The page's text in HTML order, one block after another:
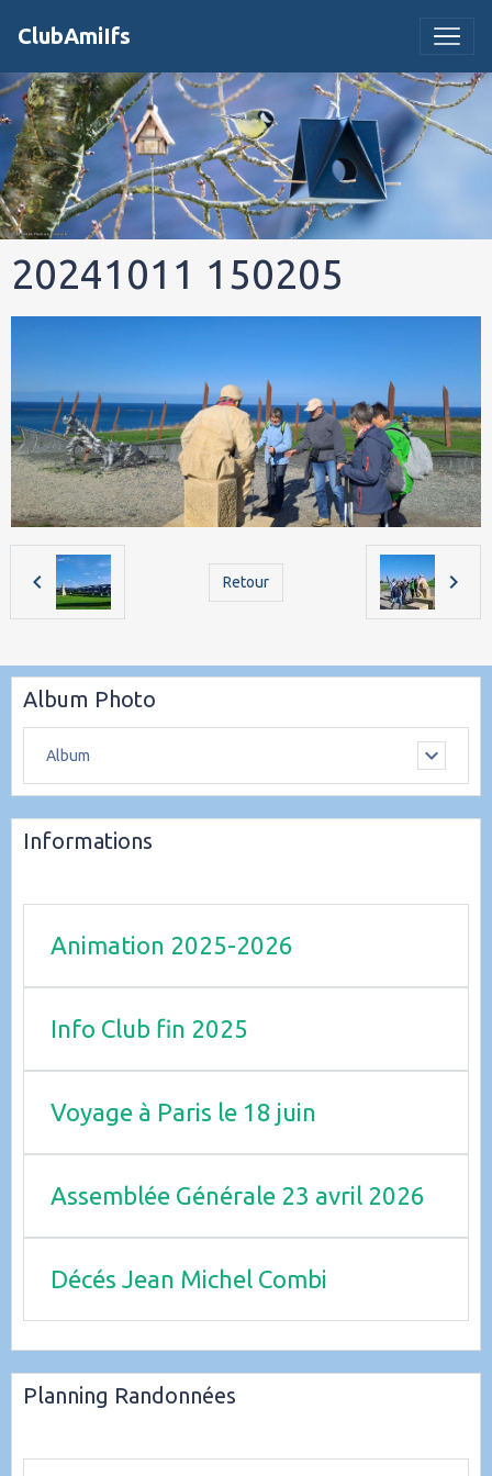
ClubAmiIfs
20241011 150205
Retour
Album Photo
Album
Informations
Animation 2025-2026
Info Club fin 2025
Voyage à Paris le 18 juin
Assemblée Générale 23 avril 2026
Décés Jean Michel Combi
Planning Randonnées